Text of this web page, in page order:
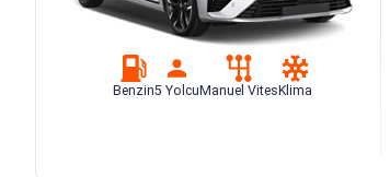
Benzin5 Yolcu Manuel Vites Klima